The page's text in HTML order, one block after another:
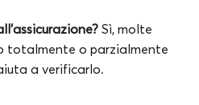
Sì, molte
totalmente o parzialmente
a verificarlo.